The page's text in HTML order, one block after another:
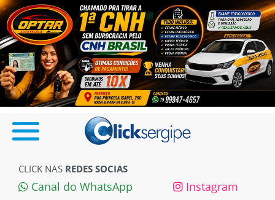
CLICK NAS REDES SOCIAS
Canal do WhatsApp Instagram